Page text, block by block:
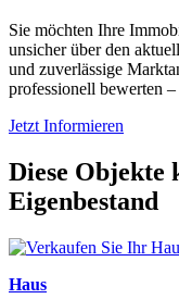
Sie möchten Ihre
unsicher über den
und zuverlässige
professionell bewerten
Jetzt Informieren
Diese Objekte
Eigenbestand
Haus